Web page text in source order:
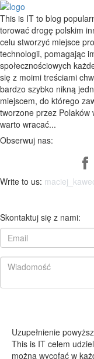
This is IT to blog
torować drogę polskim
celu stworzyć miejsce
technologii, pomagając
społecznościowych
się z moimi treściami
bardzo szybko nikną
miejscem, do którego
tworzone przez Polaków
warto wracać...
Obserwuj nas:
Write to us:
Skontaktuj się z nami:
Uzupełnienie
This is IT celem
można wycofać w